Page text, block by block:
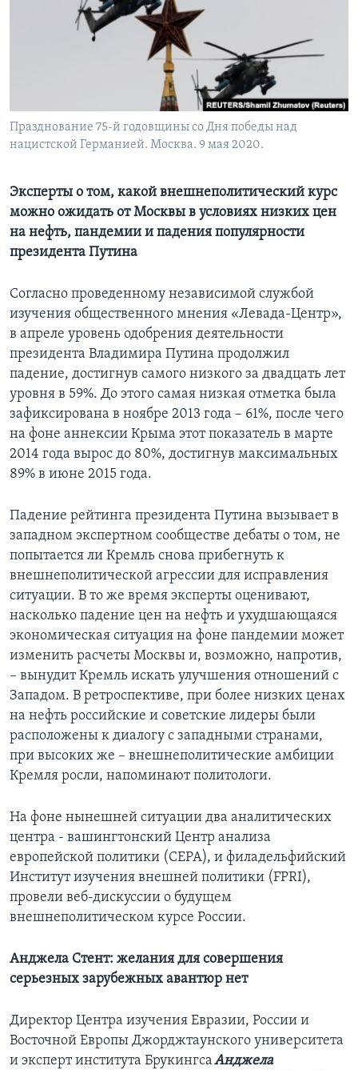
Learning English
Языки
Празднование 75-й годовщины со Дня победы над
нацистской Германией. Москва. 9 мая 2020.
Эксперты о том, какой внешнеполитический курс
можно ожидать от Москвы в условиях низких цен
на нефть, пандемии и падения популярности
президента Путина
Согласно проведенному независимой службой
изучения общественного мнения «Левада-Центр»,
в апреле уровень одобрения деятельности
президента Владимира Путина продолжил
падение, достигнув самого низкого за двадцать лет
уровня в 59%. До этого самая низкая отметка была
зафиксирована в ноябре 2013 года – 61%, после чего
на фоне аннексии Крыма этот показатель в марте
2014 года вырос до 80%, достигнув максимальных
89% в июне 2015 года.
Падение рейтинга президента Путина вызывает в
западном экспертном сообществе дебаты о том, не
попытается ли Кремль снова прибегнуть к
внешнеполитической агрессии для исправления
ситуации. В то же время эксперты оценивают,
насколько падение цен на нефть и ухудшающаяся
экономическая ситуация на фоне пандемии может
изменить расчеты Москвы и, возможно, напротив,
– вынудит Кремль искать улучшения отношений с
Западом. В ретроспективе, при более низких ценах
на нефть российские и советские лидеры были
расположены к диалогу с западными странами,
при высоких же – внешнеполитические амбиции
Кремля росли, напоминают политологи.
На фоне нынешней ситуации два аналитических
центра - вашингтонский Центр анализа
европейской политики (CEPA), и филадельфийский
Институт изучения внешней политики (FPRI),
провели веб-дискуссии о будущем
внешнеполитическом курсе России.
Анджела Стент: желания для совершения
серьезных зарубежных авантюр нет
Директор Центра изучения Евразии, России и
Восточной Европы Джорджтаунского университета
и эксперт института БрукингсаАнджела